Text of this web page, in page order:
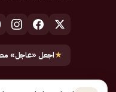
★اجعل «عاجل»